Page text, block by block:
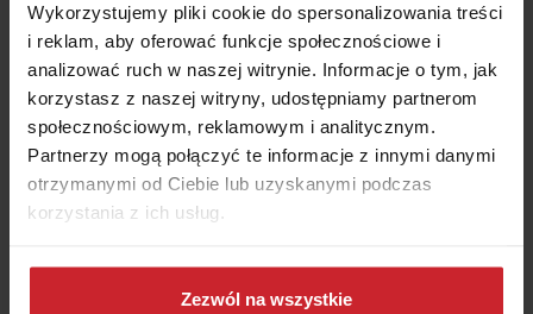
Wykorzystujemy pliki cookie do spersonalizowania treści
i reklam, aby oferować funkcje społecznościowe i
analizować ruch w naszej witrynie. Informacje o tym, jak
korzystasz z naszej witryny, udostępniamy partnerom
społecznościowym, reklamowym i analitycznym.
Partnerzy mogą połączyć te informacje z innymi danymi
otrzymanymi od Ciebie lub uzyskanymi podczas
korzystania z ich usług.
Dowiedz się więcej na temat tego, kim jesteśmy, jak
można się z nami skontaktować i w jaki sposób
Zezwól na wszystkie
Warta oferuje specjalne AC dla samochodów
zabytkowych Warta Klasyki.
Ubezpieczyciel nie wymaga członkostwa w
automobilklubie ani zarejestrowania samochodu
jako zabytkowego.
Warta w ramach tego rozwiązania ubezpiecza
auta o wartości wyższej niż 10 tys. zł.
jednak konieczna jest indywidualna wycena